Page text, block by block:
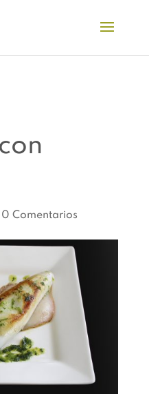
0 Comentarios